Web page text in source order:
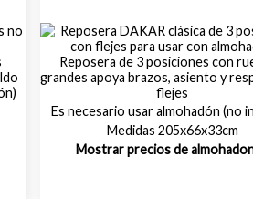
Reposera de 3 posiciones con
grandes apoya brazos, asiento y
flejes
Es necesario usar almohadón (no
Medidas 205x66x33cm
Mostrar precios de